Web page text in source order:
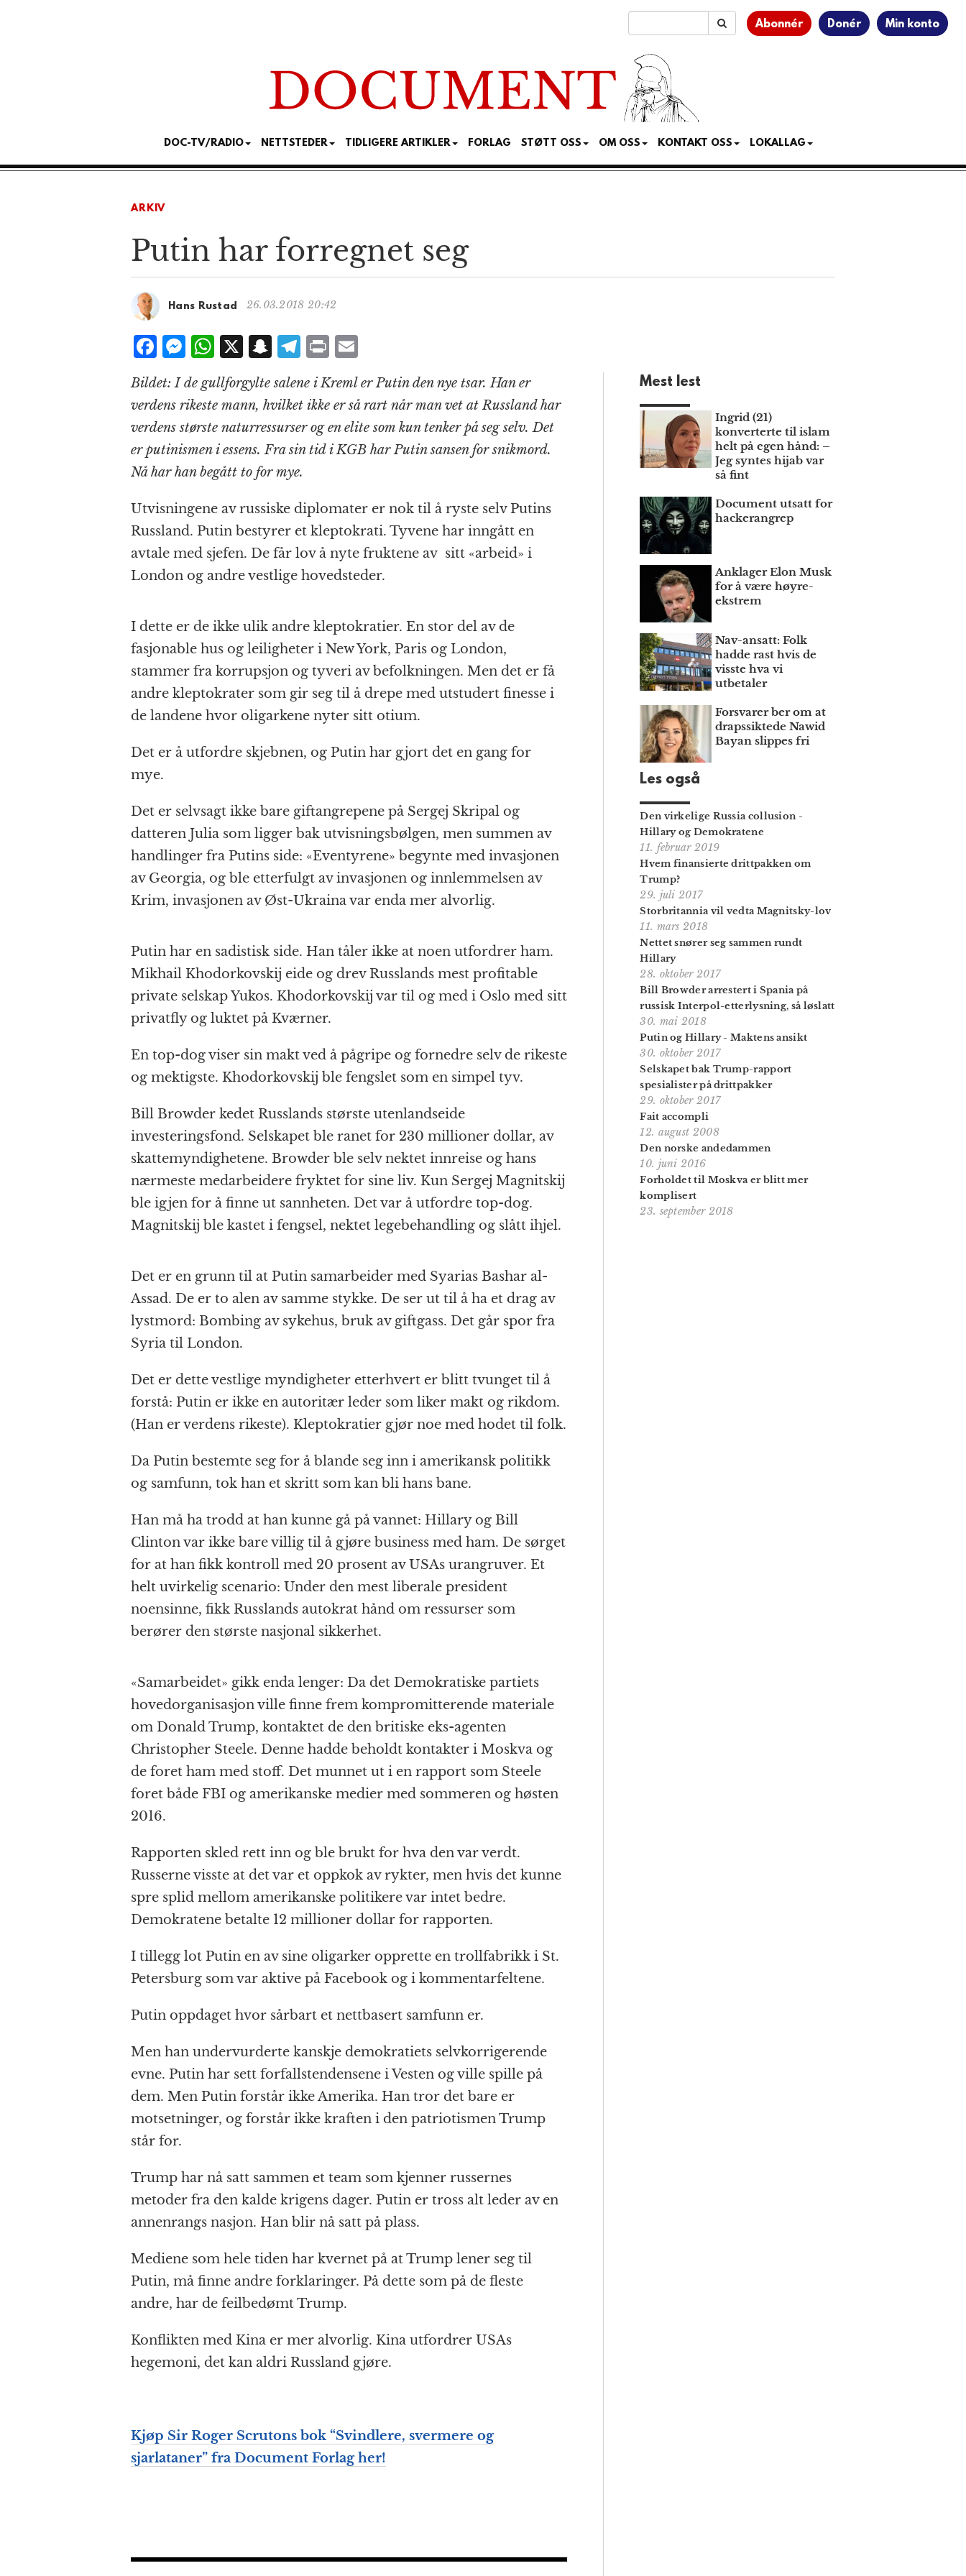
Abonnér Donér Min konto
DOC-TV/RADIO NETTSTEDER TIDLIGERE ARTIKLER FORLAG STØTT OSS OM OSS KONTAKT OSS LOKALLAG
ARKIV
Putin har forregnet seg
Hans Rustad 26.03.2018 20:42
F
c
e
b
o
o
k
M
e
ss
e
n
g
e
r
W
h
at
s
A
p
p
X S
n
a
p
c
h
at
T
el
e
g
r
a
m
P
ri
n
t
m
ai
l
Bildet: I de gullforgylte salene i Kreml er Putin den nye tsar. Han er
verdens rikeste mann, hvilket ikke er så rart når man vet at Russland har
verdens største naturressurser og en elite som kun tenker på seg selv. Det
er putinismen i essens. Fra sin tid i KGB har Putin sansen for snikmord.
Nå har han begått to for mye.
Utvisningene av russiske diplomater er nok til å ryste selv Putins
Russland. Putin bestyrer et kleptokrati. Tyvene har inngått en
avtale med sjefen. De får lov å nyte fruktene av sitt «arbeid» i
London og andre vestlige hovedsteder.
I dette er de ikke ulik andre kleptokratier. En stor del av de
fasjonable hus og leiligheter i New York, Paris og London,
stammer fra korrupsjon og tyveri av befolkningen. Men det er få
andre kleptokrater som gir seg til å drepe med utstudert finesse i
de landene hvor oligarkene nyter sitt otium.
Det er å utfordre skjebnen, og Putin har gjort det en gang for
mye.
Det er selvsagt ikke bare giftangrepene på Sergej Skripal og
datteren Julia som ligger bak utvisningsbølgen, men summen av
handlinger fra Putins side: «Eventyrene» begynte med invasjonen
av Georgia, og ble etterfulgt av invasjonen og innlemmelsen av
Krim, invasjonen av Øst-Ukraina var enda mer alvorlig.
Putin har en sadistisk side. Han tåler ikke at noen utfordrer ham.
Mikhail Khodorkovskij eide og drev Russlands mest profitable
private selskap Yukos. Khodorkovskij var til og med i Oslo med sitt
privatfly og luktet på Kværner.
En top-dog viser sin makt ved å pågripe og fornedre selv de rikeste
og mektigste. Khodorkovskij ble fengslet som en simpel tyv.
Bill Browder kedet Russlands største utenlandseide
investeringsfond. Selskapet ble ranet for 230 millioner dollar, av
skattemyndighetene. Browder ble selv nektet innreise og hans
nærmeste medarbeidere fryktet for sine liv. Kun Sergej Magnitskij
ble igjen for å finne ut sannheten. Det var å utfordre top-dog.
Magnitskij ble kastet i fengsel, nektet legebehandling og slått ihjel.
Det er en grunn til at Putin samarbeider med Syarias Bashar al-
Assad. De er to alen av samme stykke. De ser ut til å ha et drag av
lystmord: Bombing av sykehus, bruk av giftgass. Det går spor fra
Syria til London.
Det er dette vestlige myndigheter etterhvert er blitt tvunget til å
forstå: Putin er ikke en autoritær leder som liker makt og rikdom.
(Han er verdens rikeste). Kleptokratier gjør noe med hodet til folk.
Da Putin bestemte seg for å blande seg inn i amerikansk politikk
og samfunn, tok han et skritt som kan bli hans bane.
Han må ha trodd at han kunne gå på vannet: Hillary og Bill
Clinton var ikke bare villig til å gjøre business med ham. De sørget
for at han fikk kontroll med 20 prosent av USAs urangruver. Et
helt uvirkelig scenario: Under den mest liberale president
noensinne, fikk Russlands autokrat hånd om ressurser som
berører den største nasjonal sikkerhet.
«Samarbeidet» gikk enda lenger: Da det Demokratiske partiets
hovedorganisasjon ville finne frem kompromitterende materiale
om Donald Trump, kontaktet de den britiske eks-agenten
Christopher Steele. Denne hadde beholdt kontakter i Moskva og
de foret ham med stoff. Det munnet ut i en rapport som Steele
foret både FBI og amerikanske medier med sommeren og høsten
2016.
Rapporten skled rett inn og ble brukt for hva den var verdt.
Russerne visste at det var et oppkok av rykter, men hvis det kunne
spre splid mellom amerikanske politikere var intet bedre.
Demokratene betalte 12 millioner dollar for rapporten.
I tillegg lot Putin en av sine oligarker opprette en trollfabrikk i St.
Petersburg som var aktive på Facebook og i kommentarfeltene.
Putin oppdaget hvor sårbart et nettbasert samfunn er.
Men han undervurderte kanskje demokratiets selvkorrigerende
evne. Putin har sett forfallstendensene i Vesten og ville spille på
dem. Men Putin forstår ikke Amerika. Han tror det bare er
motsetninger, og forstår ikke kraften i den patriotismen Trump
står for.
Trump har nå satt sammen et team som kjenner russernes
metoder fra den kalde krigens dager. Putin er tross alt leder av en
annenrangs nasjon. Han blir nå satt på plass.
Mediene som hele tiden har kvernet på at Trump lener seg til
Putin, må finne andre forklaringer. På dette som på de fleste
andre, har de feilbedømt Trump.
Konflikten med Kina er mer alvorlig. Kina utfordrer USAs
hegemoni, det kan aldri Russland gjøre.
Kjøp Sir Roger Scrutons bok “Svindlere, svermere og
sjarlataner” fra Document Forlag her!
Mest lest
Ingrid (21)
konverterte til islam
helt på egen hånd: –
Jeg syntes hijab var
så fint
Document utsatt for
hackerangrep
Anklager Elon Musk
for å være høyre­
ekstrem
Nav-ansatt: Folk
hadde rast hvis de
visste hva vi
utbetaler
Forsvarer ber om at
draps­siktede Nawid
Bayan slippes fri
Les også
Den virkelige Russia collusion -
Hillary og Demokratene
11. februar 2019
Hvem finansierte drittpakken om
Trump?
29. juli 2017
Storbritannia vil vedta Magnitsky-lov
11. mars 2018
Nettet snører seg sammen rundt
Hillary
28. oktober 2017
Bill Browder arrestert i Spania på
russisk Interpol-etterlysning, så løslatt
30. mai 2018
Putin og Hillary - Maktens ansikt
30. oktober 2017
Selskapet bak Trump-rapport
spesialister på drittpakker
29. oktober 2017
Fait accompli
12. august 2008
Den norske andedammen
10. juni 2016
Forholdet til Moskva er blitt mer
komplisert
23. september 2018